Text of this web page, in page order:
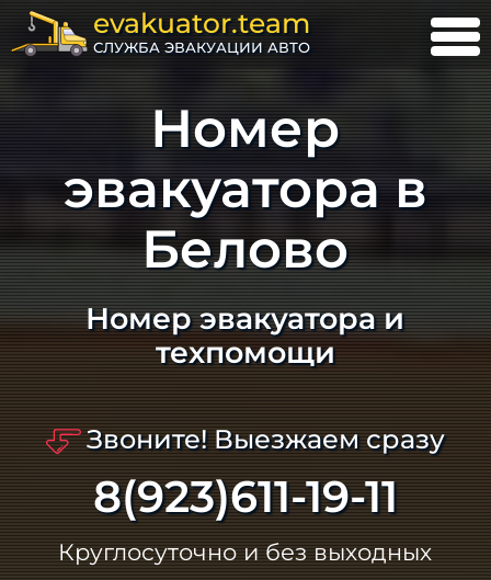
evakuator.team
СЛУЖБА ЭВАКУАЦИИ АВТО
Номер
эвакуатора в
Белово
Номер эвакуатора и
техпомощи
Звоните! Выезжаем сразу
8(923)611-19-11
Круглосуточно и без выходных